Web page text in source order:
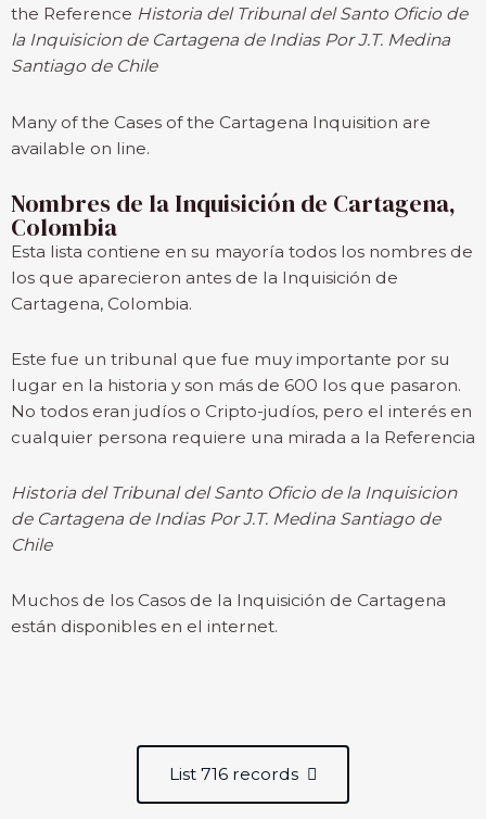
the Reference Historia del Tribunal del Santo Oficio de
la Inquisicion de Cartagena de Indias Por J.T. Medina
Santiago de Chile
Many of the Cases of the Cartagena Inquisition are
available on line.
Nombres de la Inquisición de Cartagena,
Colombia
Esta lista contiene en su mayoría todos los nombres de
los que aparecieron antes de la Inquisición de
Cartagena, Colombia.
Este fue un tribunal que fue muy importante por su
lugar en la historia y son más de 600 los que pasaron.
No todos eran judíos o Cripto-judíos, pero el interés en
cualquier persona requiere una mirada a la Referencia
Historia del Tribunal del Santo Oficio de la Inquisicion
de Cartagena de Indias Por J.T. Medina Santiago de
Chile
Muchos de los Casos de la Inquisición de Cartagena
están disponibles en el internet.
List 716 records